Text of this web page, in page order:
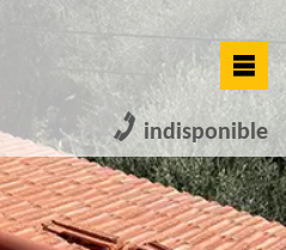
indisponible